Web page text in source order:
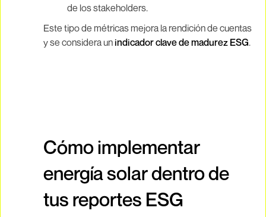
de los stakeholders.
Este tipo de métricas mejora la rendición de cuentas
y se considera un indicador clave de madurez ESG.
Cómo implementar
energía solar dentro de
tus reportes ESG